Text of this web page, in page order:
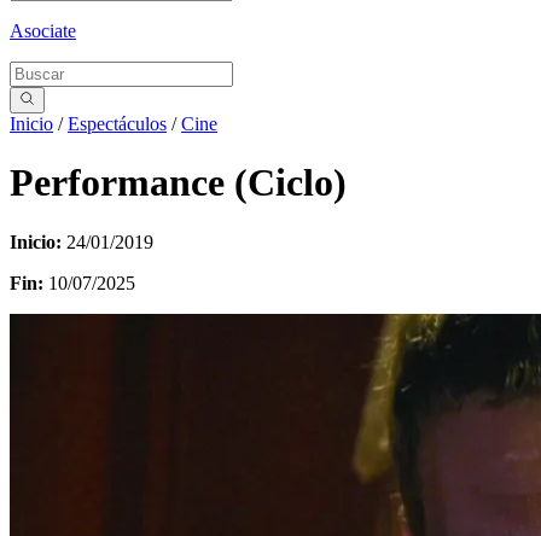
Asociate
Inicio /Espectáculos /Cine
Performance (Ciclo)
Inicio: 24/01/2019
Fin: 10/07/2025